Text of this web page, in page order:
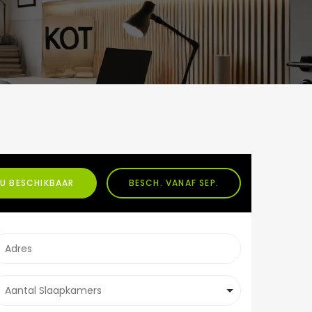
BESCHIKBAAR BESCH. VANAF SEP.